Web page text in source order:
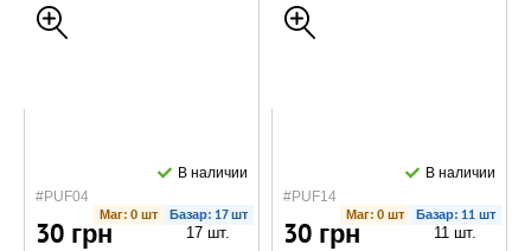
#PUF04
В наличии
Маг: 0 шт Базар: 17 шт
30 грн 17 шт.
#PUF14
В наличии
Маг: 0 шт Базар: 11 шт
30 грн 11 шт.